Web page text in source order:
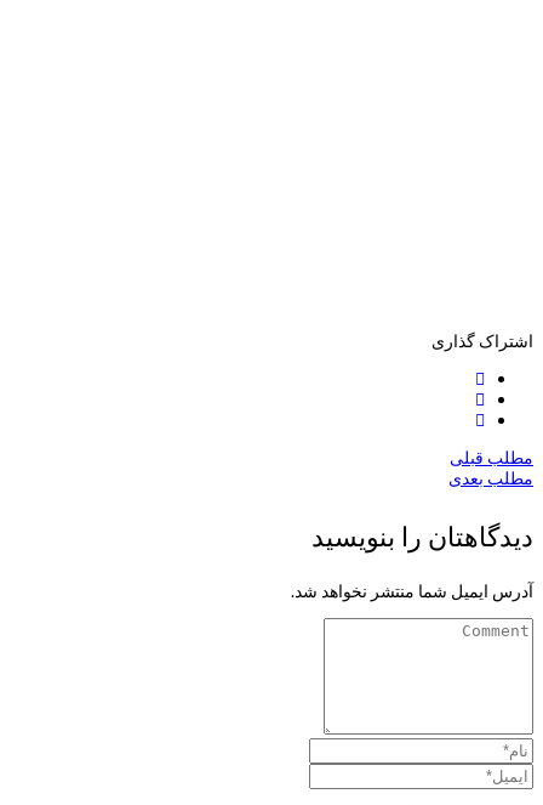
اشتراک گذاری
مطلب قبلی
مطلب بعدی
دیدگاهتان را بنویسید
آدرس ایمیل شما منتشر نخواهد شد.